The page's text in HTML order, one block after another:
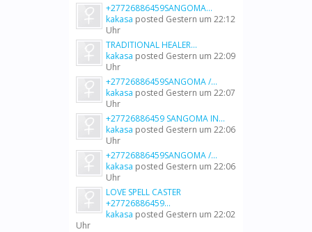
+27726886459SANGOMA...
kakasa posted Gestern um 22:12
Uhr
TRADITIONAL HEALER...
kakasa posted Gestern um 22:09
Uhr
+27726886459SANGOMA /...
kakasa posted Gestern um 22:07
Uhr
+27726886459 SANGOMA IN...
kakasa posted Gestern um 22:06
Uhr
+27726886459SANGOMA /...
kakasa posted Gestern um 22:06
Uhr
LOVE SPELL CASTER
+27726886459...
kakasa posted Gestern um 22:02
Uhr